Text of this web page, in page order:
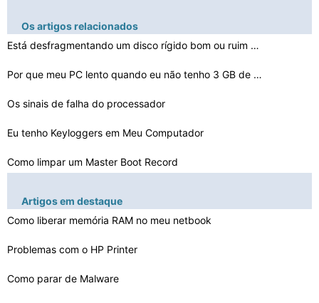
Os artigos relacionados
Está desfragmentando um disco rígido bom ou ruim para…
Por que meu PC lento quando eu não tenho 3 GB de RAM
Os sinais de falha do processador
Eu tenho Keyloggers em Meu Computador
Como limpar um Master Boot Record
Como se livrar de Wellaction.com
Como atualizar o Rails 2.3.5
O que é uma solução para computadores
Artigos em destaque
Como liberar memória RAM no meu netbook
Problemas com o HP Printer
Como parar de Malware